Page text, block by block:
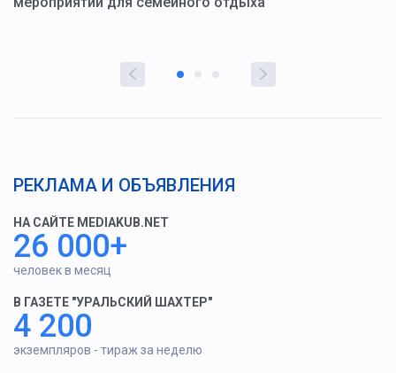
РЕКЛАМА И ОБЪЯВЛЕНИЯ
НА САЙТЕ MEDIAKUB.NET
26 000+
человек в месяц
В ГАЗЕТЕ "УРАЛЬСКИЙ ШАХТЕР"
4 200
экземпляров - тираж за неделю